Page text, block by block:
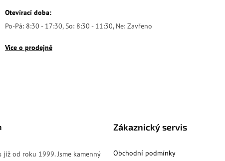
Otevírací doba:
Po-Pá: 8:30 - 17:30, So: 8:30 - 11:30, Ne: Zavřeno
Více o prodejně
již od roku 1999. Jsme kamenný
Zákaznický servis
Obchodní podmínky